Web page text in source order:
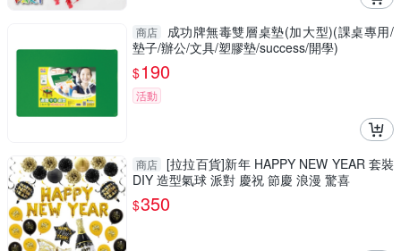
商店
成功牌無毒雙層桌墊(加大型)(課桌專用/
墊子/辦公/文具/塑膠墊/success/開學)
$190
活動
商店 [拉拉百貨]新年 HAPPY NEW YEAR 套裝
DIY 造型氣球 派對 慶祝 節慶 浪漫 驚喜
$350